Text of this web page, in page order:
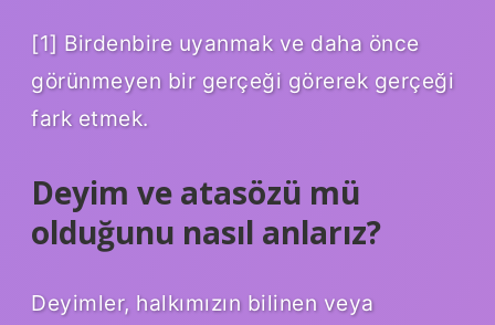
[1] Birdenbire uyanmak ve daha önce
görünmeyen bir gerçeği görerek gerçeği
fark etmek.
Deyim ve atasözü mü
olduğunu nasıl anlarız?
Deyimler, halkımızın bilinen veya